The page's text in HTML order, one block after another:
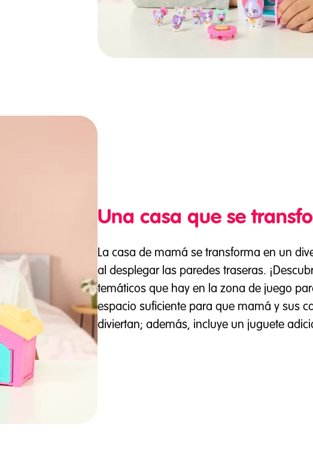
Una casa que se
La casa de mamá se transforma en un
al desplegar las paredes traseras.
temáticos que hay en la zona de juego
espacio suficiente para que mamá y sus
diviertan; además, incluye un juguete